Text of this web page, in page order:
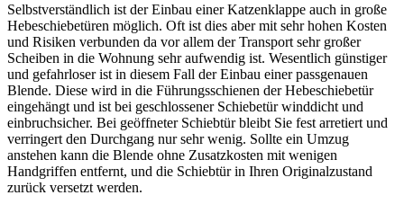
Selbstverständlich ist der Einbau einer Katzenklappe auch in große
Hebeschiebetüren möglich. Oft ist dies aber mit sehr hohen Kosten
und Risiken verbunden da vor allem der Transport sehr großer
Scheiben in die Wohnung sehr aufwendig ist. Wesentlich günstiger
und gefahrloser ist in diesem Fall der Einbau einer passgenauen
Blende. Diese wird in die Führungsschienen der Hebeschiebetür
eingehängt und ist bei geschlossener Schiebetür winddicht und
einbruchsicher. Bei geöffneter Schiebtür bleibt Sie fest arretiert und
verringert den Durchgang nur sehr wenig. Sollte ein Umzug
anstehen kann die Blende ohne Zusatzkosten mit wenigen
Handgriffen entfernt, und die Schiebtür in Ihren Originalzustand
zurück versetzt werden.